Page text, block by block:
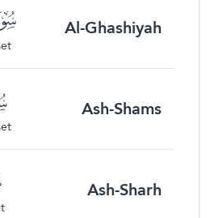
Al-Ghashiyah
Ash-Shams
Ash-Sharh